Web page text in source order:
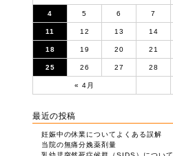
« 4月
4 5 6 7
11 12 13 14
18 19 20 21
25 26 27 28
最近の投稿
妊娠中の休業についてよくある誤解
当院の無痛分娩薬剤量